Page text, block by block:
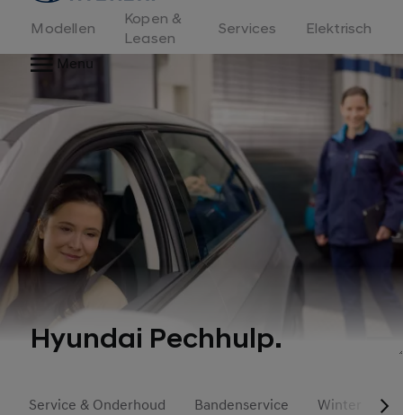
Modellen
Kopen &
Leasen
Services
Elektrisch
Menu
Hyundai Pechhulp.
Service & Onderhoud Bandenservice